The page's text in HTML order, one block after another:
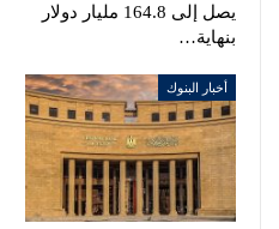
يصل إلى 164.8 مليار دولار
بنهاية…
أخبار البنوك